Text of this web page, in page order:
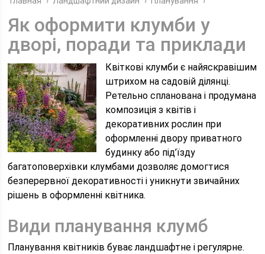
Як оформити клумби у
дворі, поради та приклади
Квіткові клумби є найяскравішим
штрихом на садовій ділянці.
Ретельно спланована і продумана
композиція з квітів і
декоративних рослин при
оформленні двору приватного
будинку або під’їзду
багатоповерхівки клумбами дозволяє домогтися
безперервної декоративності і уникнути звичайних
рішень в оформленні квітника.
Види планування клумб
Планування квітників буває ландшафтне і регулярне.